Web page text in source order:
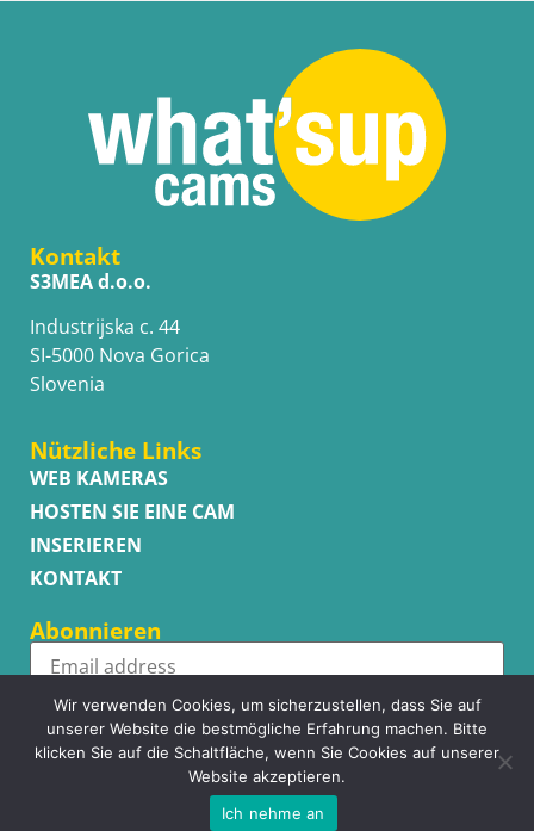
Kontakt
S3MEA d.o.o.
Industrijska c. 44
SI-5000 Nova Gorica
Slovenia
Nützliche Links
WEB KAMERAS
HOSTEN SIE EINE CAM
INSERIEREN
KONTAKT
Abonnieren
Subscribe
Copyright © WhatsupCams 2016 - 2026. All right reserved.
Wir verwenden Cookies, um sicherzustellen, dass Sie auf
unserer Website die bestmögliche Erfahrung machen. Bitte
klicken Sie auf die Schaltfläche, wenn Sie Cookies auf unserer
Website akzeptieren.
Ich nehme an